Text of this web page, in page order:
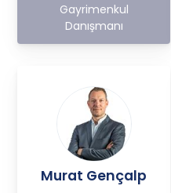
Gayrimenkul
Danışmanı
Murat Gençalp